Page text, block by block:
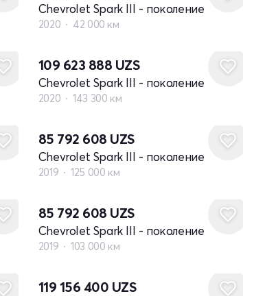
Chevrolet Spark III - поколение
2020 42 000 км
109 623 888 UZS
Chevrolet Spark III - поколение
2020 143 300 км
85 792 608 UZS
Chevrolet Spark III - поколение
2019 125 000 км
85 792 608 UZS
Chevrolet Spark III - поколение
2019 103 000 км
119 156 400 UZS